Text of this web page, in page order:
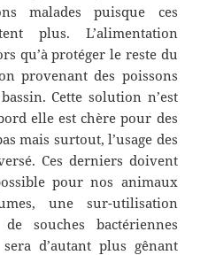
malades puisque ces
plus. L’alimentation
qu’à protéger le reste du
provenant des poissons
Cette solution n’est
elle est chère pour des
mais surtout, l’usage des
Ces derniers doivent
pour nos animaux
une sur-utilisation
souches bactériennes
d’autant plus gênant